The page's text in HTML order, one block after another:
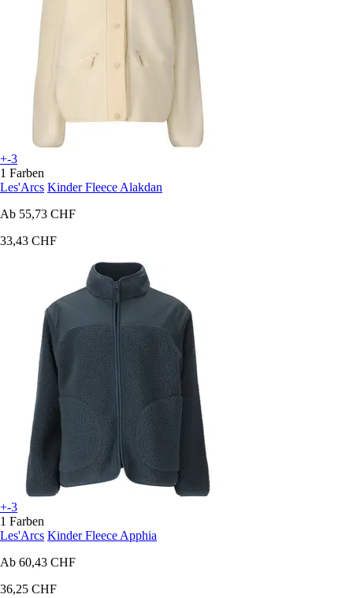
+-3
1 Farben
Les'Arcs Kinder Fleece Alakdan
Ab 55,73 CHF
33,43 CHF
+-3
1 Farben
Les'Arcs Kinder Fleece Apphia
Ab 60,43 CHF
36,25 CHF